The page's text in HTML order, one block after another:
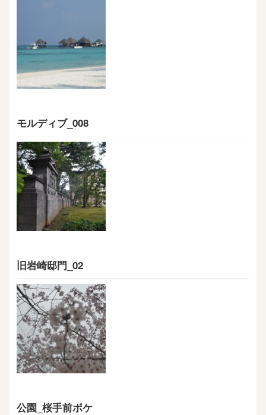
モルディブ_008
旧岩崎邸門_02
公園_桜手前ボケ